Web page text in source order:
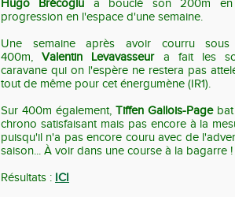
Hugo Brécoglu a bouclé son 200m en
progression en l'espace d'une semaine.
Une semaine après avoir courru
400m,Valentin Levavasseura fait les
caravane qui on l'espère ne restera pas
tout de même pour cet énergumène (IR1).
Sur 400m également, Tiffen Gallois-Pagebat
chrono satisfaisant mais pas encore à la
puisqu'il n'a pas encore couru avec de
saison... À voir dans une course à la bagarre !
Résultats : ICI